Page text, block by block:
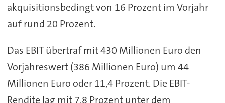
akquisitionsbedingt von 16 Prozent im Vorjahr
auf rund 20 Prozent.
Das EBIT übertraf mit 430 Millionen Euro den
Vorjahreswert (386 Millionen Euro) um 44
Millionen Euro oder 11,4 Prozent. Die EBIT-
Rendite lag mit 7,8 Prozent unter dem